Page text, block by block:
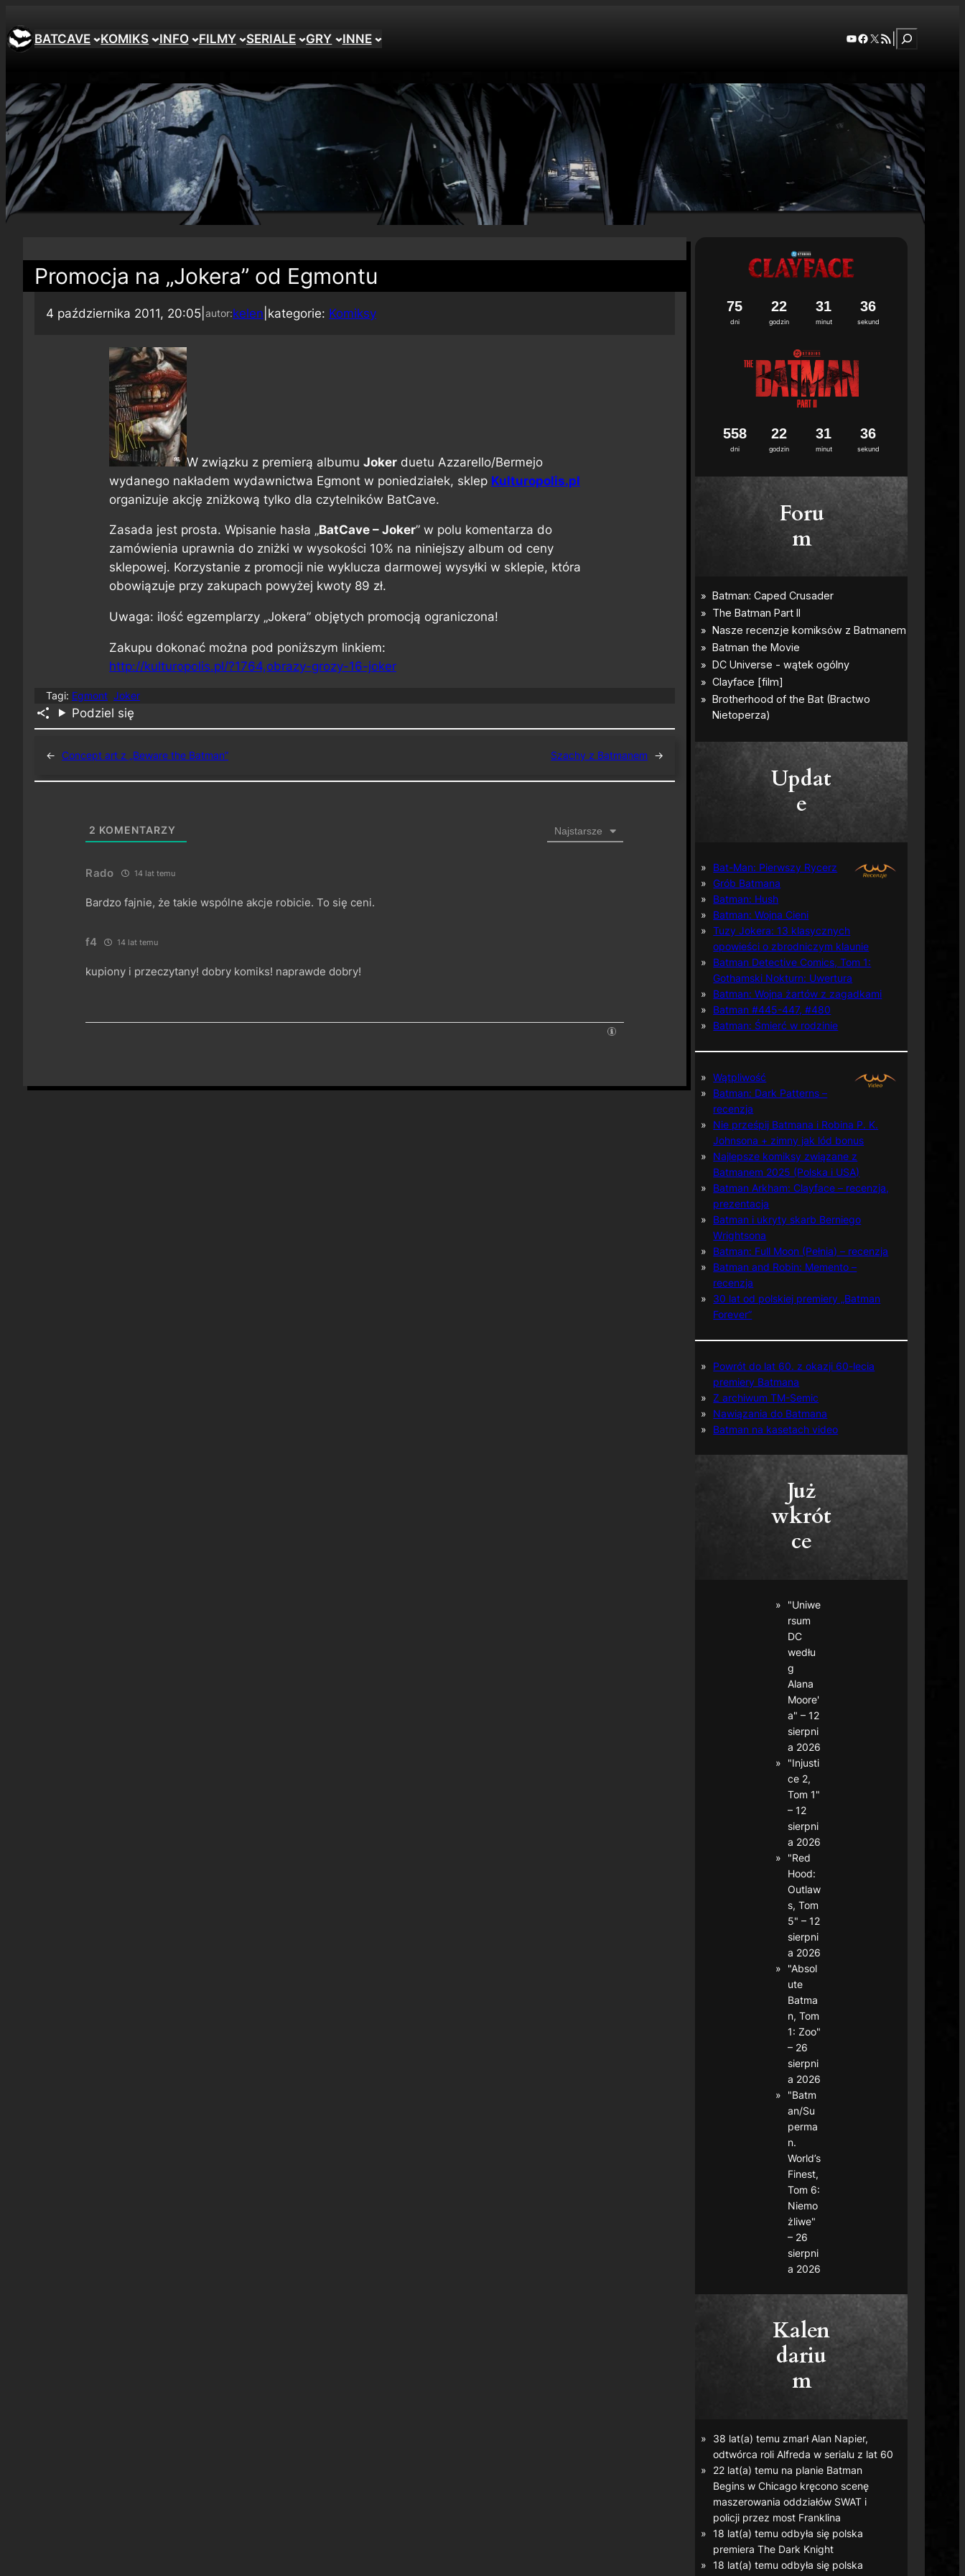
BATCAVE KOMIKS INFO FILMY SERIALE GRY INNE YouTube
Facebook
X RSS FeedSzukaj
Promocja na „Jokera” od Egmontu
4 października 2011, 20:05 autor:kelen kategorie: Komiksy
W związku z premierą albumu Joker duetu Azzarello/Bermejo
wydanego nakładem wydawnictwa Egmont w poniedziałek, sklep Kulturopolis.pl
organizuje akcję zniżkową tylko dla czytelników BatCave.
Zasada jest prosta. Wpisanie hasła „BatCave – Joker” w polu komentarza do
zamówienia uprawnia do zniżki w wysokości 10% na niniejszy album od ceny
sklepowej. Korzystanie z promocji nie wyklucza darmowej wysyłki w sklepie, która
obowiązuje przy zakupach powyżej kwoty 89 zł.
Uwaga: ilość egzemplarzy „Jokera” objętych promocją ograniczona!
Zakupu dokonać można pod poniższym linkiem:
http://kulturopolis.pl/?1764,obrazy-grozy-16-joker
Tagi: Egmont Joker
Podziel się
← Concept art z „Beware the Batman” Szachy z Batmanem →
2 KOMENTARZY Najstarsze
Rado 14 lat temu
Bardzo fajnie, że takie wspólne akcje robicie. To się ceni.
f4 14 lat temu
kupiony i przeczytany! dobry komiks! naprawde dobry!
dni
75
godzin
22
minut
31
sekund
35
dni
558
godzin
22
minut
31
sekund
35
Foru
m
Updat
e
Bat-Man: Pierwszy Rycerz
Grób Batmana
Batman: Hush
Batman: Wojna Cieni
Tuzy Jokera: 13 klasycznych
opowieści o zbrodniczym klaunie
Batman Detective Comics, Tom 1:
Gothamski Nokturn: Uwertura
Batman: Wojna żartów z zagadkami
Batman #445-447, #480
Batman: Śmierć w rodzinie
Wątpliwość
Batman: Dark Patterns –
recenzja
Nie prześpij Batmana i Robina P. K.
Johnsona + zimny jak lód bonus
Najlepsze komiksy związane z
Batmanem 2025 (Polska i USA)
Batman Arkham: Clayface – recenzja,
prezentacja
Batman i ukryty skarb Berniego
Wrightsona
Batman: Full Moon (Pełnia) – recenzja
Batman and Robin: Memento –
recenzja
30 lat od polskiej premiery „Batman
Forever”
Powrót do lat 60. z okazji 60-lecia
premiery Batmana
Z archiwum TM-Semic
Nawiązania do Batmana
Batman na kasetach video
Już
wkrót
ce
"Uniwe
rsum
DC
wedłu
g
Alana
Moore'
a" – 12
sierpni
a 2026
"Injusti
ce 2,
Tom 1"
– 12
sierpni
a 2026
"Red
Hood:
Outlaw
s, Tom
5" – 12
sierpni
a 2026
"Absol
ute
Batma
n, Tom
1: Zoo"
– 26
sierpni
a 2026
"Batm
an/Su
perma
n.
World’s
Finest,
Tom 6:
Niemo
żliwe"
– 26
sierpni
a 2026
Kalen
dariu
m
38 lat(a) temu zmarł Alan Napier,
odtwórca roli Alfreda w serialu z lat 60
22 lat(a) temu na planie Batman
Begins w Chicago kręcono scenę
maszerowania oddziałów SWAT i
policji przez most Franklina
18 lat(a) temu odbyła się polska
premieraThe Dark Knight
18 lat(a) temu odbyła się polska